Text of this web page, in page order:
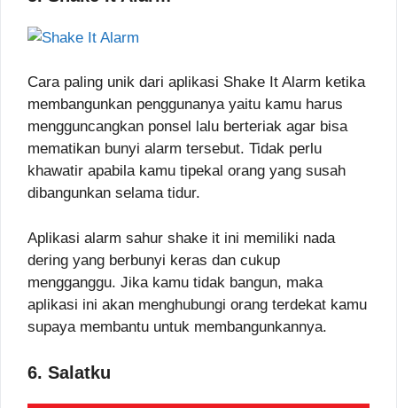
Cara paling unik dari aplikasi Shake It Alarm ketika
membangunkan penggunanya yaitu kamu harus
mengguncangkan ponsel lalu berteriak agar bisa
mematikan bunyi alarm tersebut. Tidak perlu
khawatir apabila kamu tipekal orang yang susah
dibangunkan selama tidur.
Aplikasi alarm sahur shake it ini memiliki nada
dering yang berbunyi keras dan cukup
mengganggu. Jika kamu tidak bangun, maka
aplikasi ini akan menghubungi orang terdekat kamu
supaya membantu untuk membangunkannya.
6. Salatku